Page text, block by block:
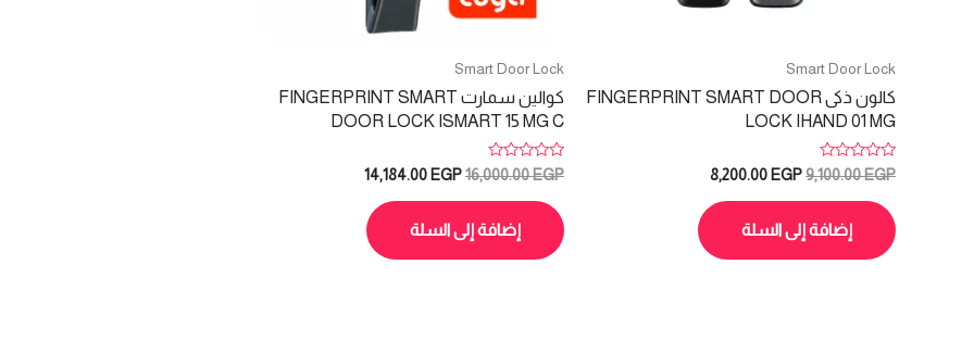
Smart Door Lock
كالون ذكى FINGERPRINT SMART DOOR
LOCK IHAND 01 MG
تم
التقييم
من
5
9,100.00EGP
السعر
9,100.00 EGP.
8,200.00 EGP
السعر
هو:
8,200.00 EGP.
إضافة إلى السلة
Smart Door Lock
كوالين سمارت FINGERPRINT SMART
DOOR LOCK ISMART 15 MG C
تم
التقييم
من
5
16,000.00EGP
السعر
16,000.00 EGP.
14,184.00 EGP
السعر
إضافة إلى السلة